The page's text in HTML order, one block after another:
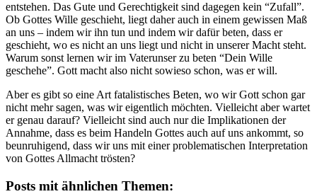
entstehen. Das Gute und Gerechtigkeit sind dagegen kein “Zufall”.
Ob Gottes Wille geschieht, liegt daher auch in einem gewissen Maß
an uns – indem wir ihn tun und indem wir dafür beten, dass er
geschieht, wo es nicht an uns liegt und nicht in unserer Macht steht.
Warum sonst lernen wir im Vaterunser zu beten “Dein Wille
geschehe”. Gott macht also nicht sowieso schon, was er will.
Aber es gibt so eine Art fatalistisches Beten, wo wir Gott schon gar
nicht mehr sagen, was wir eigentlich möchten. Vielleicht aber wartet
er genau darauf? Vielleicht sind auch nur die Implikationen der
Annahme, dass es beim Handeln Gottes auch auf uns ankommt, so
beunruhigend, dass wir uns mit einer problematischen Interpretation
von Gottes Allmacht trösten?
Posts mit ähnlichen Themen: